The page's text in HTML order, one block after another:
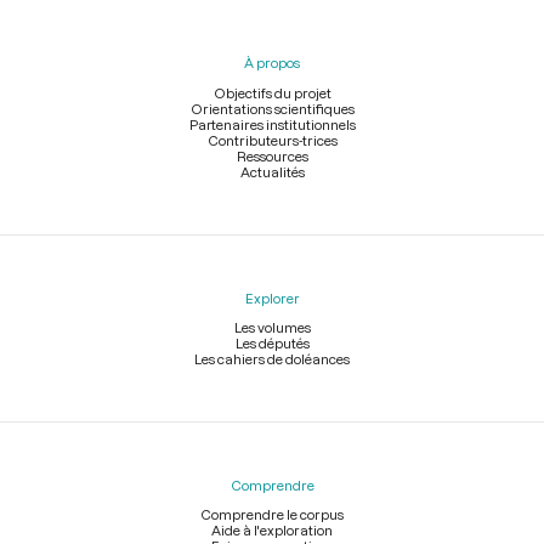
À propos
Objectifs du projet
Orientations scientifiques
Partenaires institutionnels
Contributeurs-trices
Ressources
Actualités
Explorer
Les volumes
Les députés
Les cahiers de doléances
Comprendre
Comprendre le corpus
Aide à l'exploration